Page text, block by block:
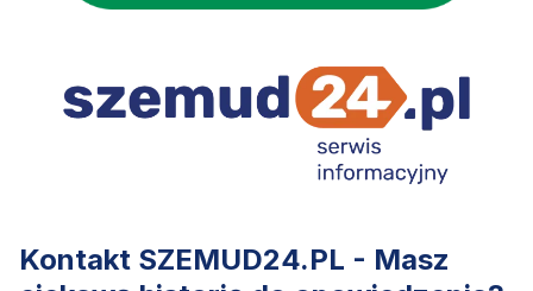
Kontakt SZEMUD24.PL - Masz